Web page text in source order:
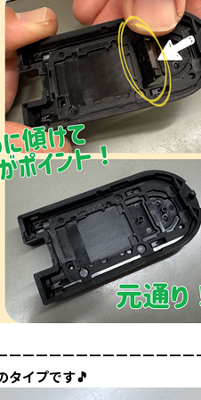
ーーーーーーーーーーーーー
タイプです🎵